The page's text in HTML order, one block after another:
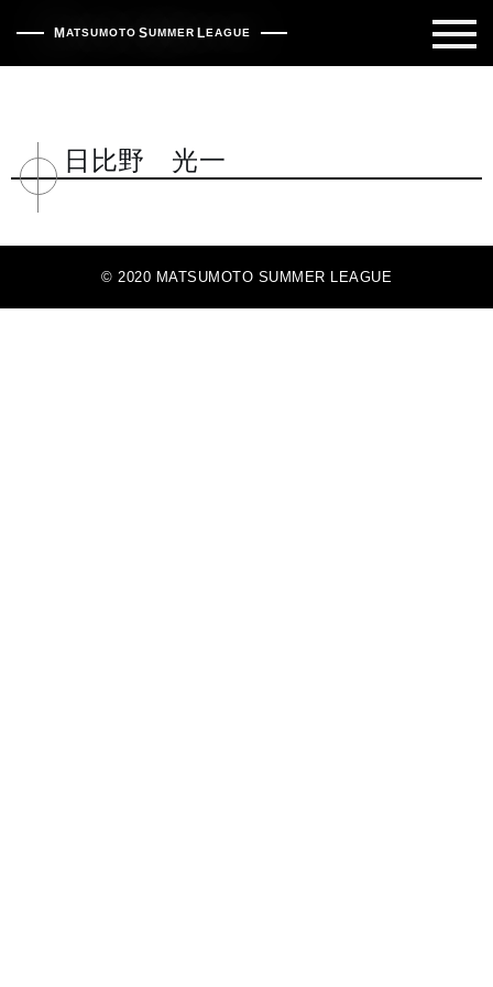
M ATSUMOTO SUMMER LEAGUE
日比野 光一
© 2020 MATSUMOTO SUMMER LEAGUE